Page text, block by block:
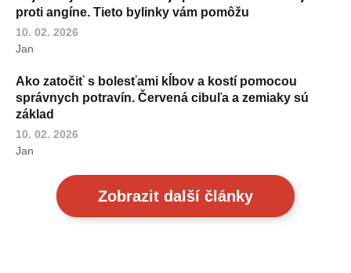
proti angíne. Tieto bylinky vám pomôžu
10. 02. 2026
Jan
Ako zatočiť s bolesťami kĺbov a kostí pomocou
správnych potravín. Červená cibuľa a zemiaky sú
základ
10. 02. 2026
Jan
Zobrazit další články